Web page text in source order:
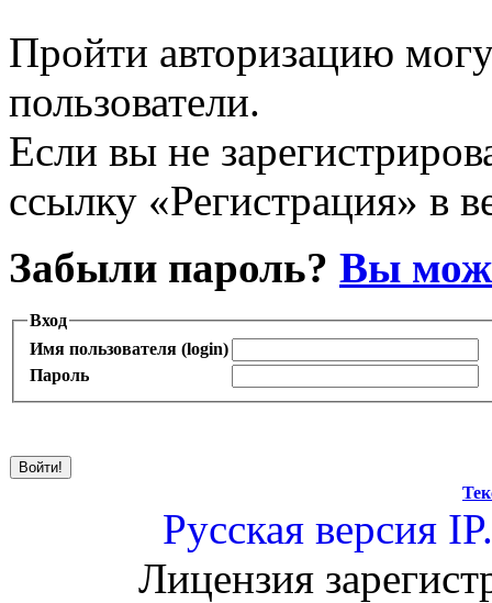
Пройти авторизацию
пользователи.
Если вы не
ссылку «Регистрация» в
Забыли пароль? Вы
Вход
Имя пользователя (login)
Пароль
Русская версия
Лицензия